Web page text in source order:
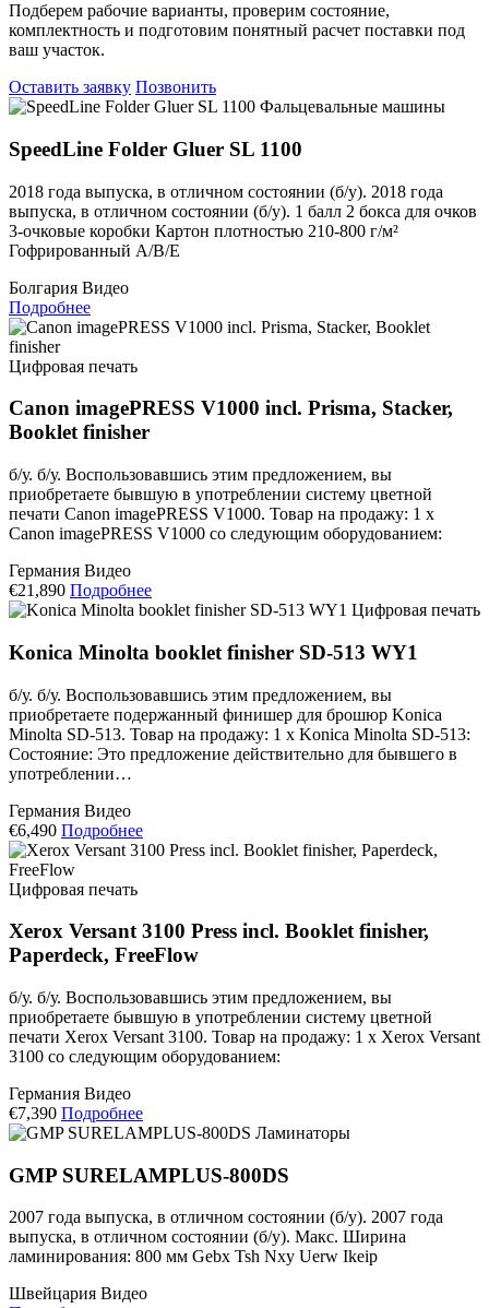
Подберем рабочие варианты, проверим состояние,
комплектность и подготовим понятный расчет поставки под
ваш участок.
Оставить заявку Позвонить
Фальцевальные машины
SpeedLine Folder Gluer SL 1100
2018 года выпуска, в отличном состоянии (б/у). 2018 года
выпуска, в отличном состоянии (б/у). 1 балл 2 бокса для очков
3-очковые коробки Картон плотностью 210-800 г/м²
Гофрированный A/B/E
Болгария Видео
Подробнее
Цифровая печать
Canon imagePRESS V1000 incl. Prisma, Stacker,
Booklet finisher
б/у. б/у. Воспользовавшись этим предложением, вы
приобретаете бывшую в употреблении систему цветной
печати Canon imagePRESS V1000. Товар на продажу: 1 x
Canon imagePRESS V1000 со следующим оборудованием:
Германия Видео
€21,890 Подробнее
Цифровая печать
Konica Minolta booklet finisher SD-513 WY1
б/у. б/у. Воспользовавшись этим предложением, вы
приобретаете подержанный финишер для брошюр Konica
Minolta SD-513. Товар на продажу: 1 х Konica Minolta SD-513:
Состояние: Это предложение действительно для бывшего в
употреблении…
Германия Видео
€6,490 Подробнее
Цифровая печать
Xerox Versant 3100 Press incl. Booklet finisher,
Paperdeck, FreeFlow
б/у. б/у. Воспользовавшись этим предложением, вы
приобретаете бывшую в употреблении систему цветной
печати Xerox Versant 3100. Товар на продажу: 1 x Xerox Versant
3100 со следующим оборудованием:
Германия Видео
€7,390 Подробнее
Ламинаторы
GMP SURELAMPLUS-800DS
2007 года выпуска, в отличном состоянии (б/у). 2007 года
выпуска, в отличном состоянии (б/у). Макс. Ширина
ламинирования: 800 мм Gebx Tsh Nxy Uerw Ikeip
Швейцария Видео